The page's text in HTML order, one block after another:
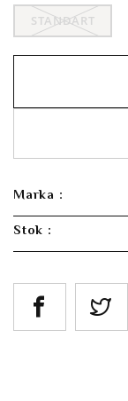
STANDART
Marka :
Stok :